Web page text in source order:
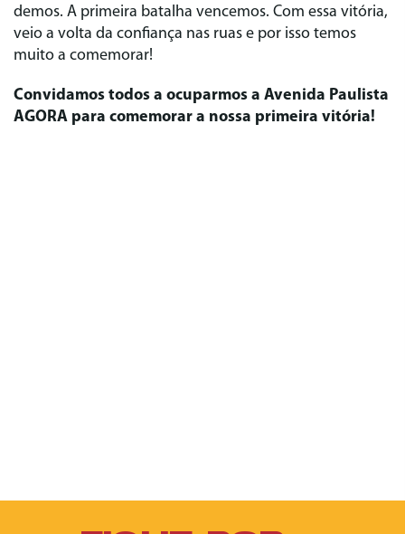
demos. A primeira batalha vencemos. Com essa vitória,
veio a volta da confiança nas ruas e por isso temos
muito a comemorar!
Convidamos todos a ocuparmos a Avenida Paulista
AGORA para comemorar a nossa primeira vitória!